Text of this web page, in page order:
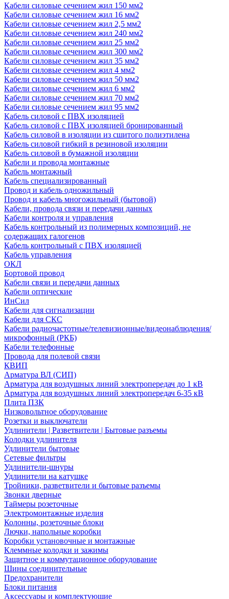
Кабели силовые сечением жил 150 мм2
Кабели силовые сечением жил 16 мм2
Кабели силовые сечением жил 2,5 мм2
Кабели силовые сечением жил 240 мм2
Кабели силовые сечением жил 25 мм2
Кабели силовые сечением жил 300 мм2
Кабели силовые сечением жил 35 мм2
Кабели силовые сечением жил 4 мм2
Кабели силовые сечением жил 50 мм2
Кабели силовые сечением жил 6 мм2
Кабели силовые сечением жил 70 мм2
Кабели силовые сечением жил 95 мм2
Кабель силовой с ПВХ изоляцией
Кабель силовой с ПВХ изоляцией бронированный
Кабель силовой в изоляции из сшитого полиэтилена
Кабель силовой гибкий в резиновой изоляции
Кабель силовой в бумажной изоляции
Кабели и провода монтажные
Кабель монтажный
Кабель специализированный
Провод и кабель одножильный
Провод и кабель многожильный (бытовой)
Кабели, провода связи и передачи данных
Кабели контроля и управления
Кабель контрольный из полимерных композиций, не
содержащих галогенов
Кабель контрольный с ПВХ изоляцией
Кабель управления
ОКЛ
Бортовой провод
Кабели связи и передачи данных
Кабели оптические
ИнСил
Кабели для сигнализации
Кабели для СКС
Кабели радиочастотные/телевизионные/видеонаблюдения/
микрофонный (РКБ)
Кабели телефонные
Провода для полевой связи
КВИП
Арматура ВЛ (СИП)
Арматура для воздушных линий электропередач до 1 кВ
Арматура для воздушных линий электропередач 6-35 кВ
Плита ПЗК
Низковольтное оборудование
Розетки и выключатели
Удлинители | Разветвители | Бытовые разъемы
Колодки удлинителя
Удлинители бытовые
Сетевые фильтры
Удлинители-шнуры
Удлинители на катушке
Тройники, разветвители и бытовые разъемы
Звонки дверные
Таймеры розеточные
Электромонтажные изделия
Колонны, розеточные блоки
Лючки, напольные коробки
Коробки установочные и монтажные
Клеммные колодки и зажимы
Защитное и коммутационное оборудование
Шины соединительные
Предохранители
Блоки питания
Аксессуары и комплектующие